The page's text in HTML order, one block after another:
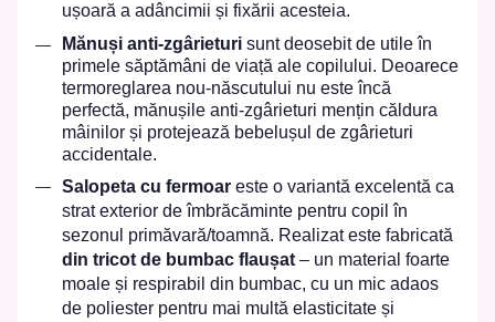
ușoară a adâncimii și fixării acesteia.
Mănuși anti-zgârieturi sunt deosebit de utile în
primele săptămâni de viață ale copilului. Deoarece
termoreglarea nou-născutului nu este încă
perfectă, mănușile anti-zgârieturi mențin căldura
mâinilor și protejează bebelușul de zgârieturi
accidentale.
Salopeta cu fermoar este o variantă excelentă ca
strat exterior de îmbrăcăminte pentru copil în
sezonul primăvară/toamnă. Realizateste fabricată
din tricot de bumbac flaușat – un material foarte
moale și respirabil din bumbac, cu un mic adaos
de poliester pentru mai multă elasticitate și